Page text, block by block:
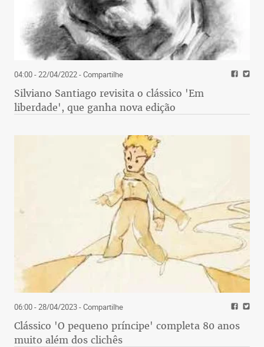
04:00 - 22/04/2022- Compartilhe
Silviano Santiago revisita o clássico 'Em
liberdade', que ganha nova edição
06:00 - 28/04/2023- Compartilhe
Clássico 'O pequeno príncipe' completa 80 anos
muito além dos clichês